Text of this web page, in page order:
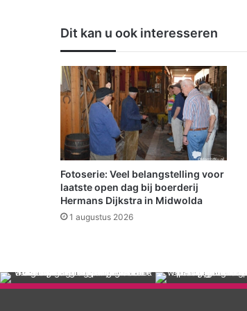
a
n
i
s
e
k
a
m
p
i
s
c
Dit kan u ook interesseren
Fotoserie: Veel belangstelling voor
laatste open dag bij boerderij
Hermans Dijkstra in Midwolda
1 augustus 2026